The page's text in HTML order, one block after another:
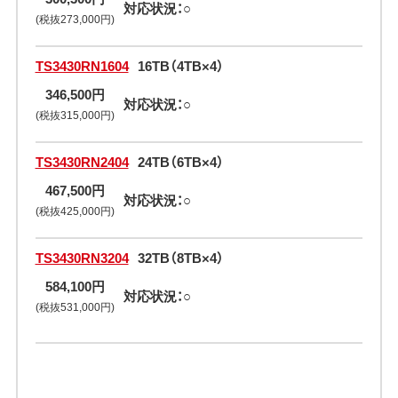
(税抜273,000円)
対応状況：○
TS3430RN1604 16TB（4TB×4）
346,500円
(税抜315,000円)
対応状況：○
TS3430RN2404 24TB（6TB×4）
467,500円
(税抜425,000円)
対応状況：○
TS3430RN3204 32TB（8TB×4）
584,100円
(税抜531,000円)
対応状況：○